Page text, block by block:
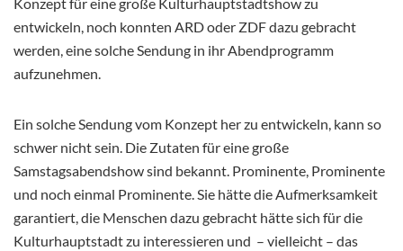
entwickeln, noch konnten ARD oder ZDF dazu gebracht
werden, eine solche Sendung in ihr Abendprogramm
aufzunehmen.
Ein solche Sendung vom Konzept her zu entwickeln, kann so
schwer nicht sein. Die Zutaten für eine große
Samstagsabendshow sind bekannt. Prominente, Prominente
und noch einmal Prominente. Sie hätte die Aufmerksamkeit
garantiert, die Menschen dazu gebracht hätte sich für die
Kulturhauptstadt zu interessieren und – vielleicht – das